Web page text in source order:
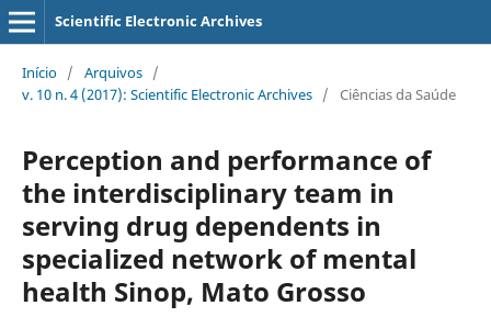
Scientific Electronic Archives
Início / Arquivos /
v. 10 n. 4 (2017): Scientific Electronic Archives / Ciências da Saúde
Perception and performance of
the interdisciplinary team in
serving drug dependents in
specialized network of mental
health Sinop, Mato Grosso